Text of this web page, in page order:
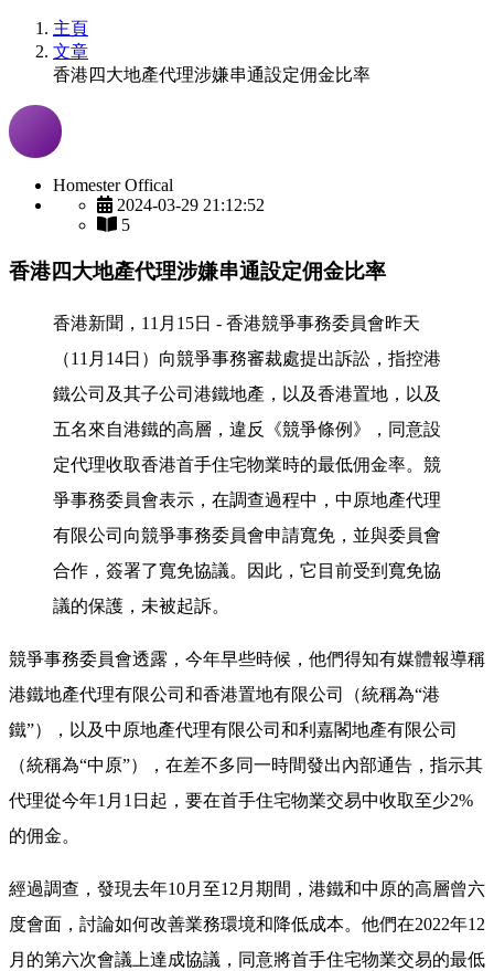
主頁
文章
香港四大地產代理涉嫌串通設定佣金比率
Homester Offical
2024-03-29 21:12:52
5
香港四大地產代理涉嫌串通設定佣金比率
香港新聞，11月15日 - 香港競爭事務委員會昨天
（11月14日）向競爭事務審裁處提出訴訟，指控港
鐵公司及其子公司港鐵地產，以及香港置地，以及
五名來自港鐵的高層，違反《競爭條例》，同意設
定代理收取香港首手住宅物業時的最低佣金率。競
爭事務委員會表示，在調查過程中，中原地產代理
有限公司向競爭事務委員會申請寬免，並與委員會
合作，簽署了寬免協議。因此，它目前受到寬免協
議的保護，未被起訴。
競爭事務委員會透露，今年早些時候，他們得知有媒體報導稱
港鐵地產代理有限公司和香港置地有限公司（統稱為“港
鐵”），以及中原地產代理有限公司和利嘉閣地產有限公司
（統稱為“中原”），在差不多同一時間發出內部通告，指示其
代理從今年1月1日起，要在首手住宅物業交易中收取至少2%
的佣金。
經過調查，發現去年10月至12月期間，港鐵和中原的高層曾六
度會面，討論如何改善業務環境和降低成本。他們在2022年12
月的第六次會議上達成協議，同意將首手住宅物業交易的最低